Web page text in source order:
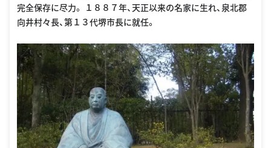
完全保存に尽力。 １８８７年、天正以来の名家に生れ、泉北郡
向井村々長、第１３代堺市長に就任。